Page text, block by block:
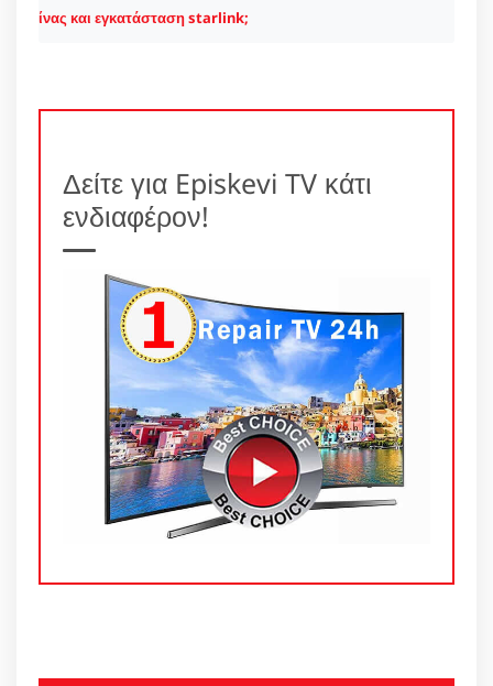
ίνας και εγκατάσταση starlink;
Δείτε για Episkevi TV κάτι
ενδιαφέρον!